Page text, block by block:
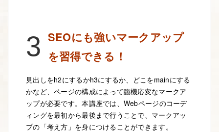
3 SEOにも強いマークアップ
を習得できる！
見出しをh2にするかh3にするか、どこをmainにする
かなど、ページの構成によって臨機応変なマークア
ップが必要です。本講座では、Webページのコーデ
ィングを最初から最後まで行うことで、マークアッ
プの「考え方」を身につけることができます。